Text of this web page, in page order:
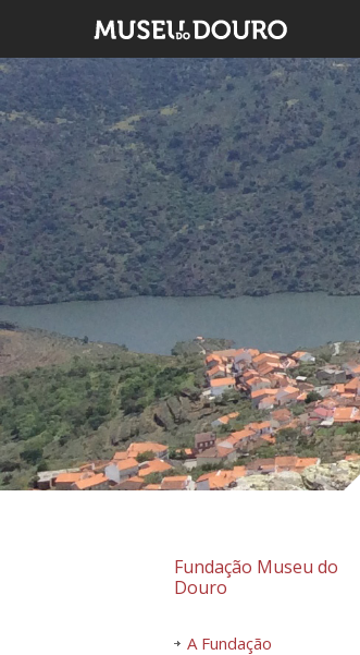
Fundação Museu do
Douro
A Fundação